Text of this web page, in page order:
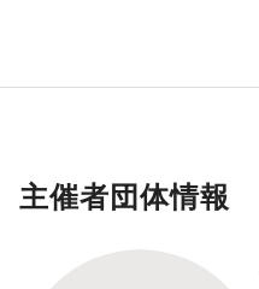
主催者団体情報